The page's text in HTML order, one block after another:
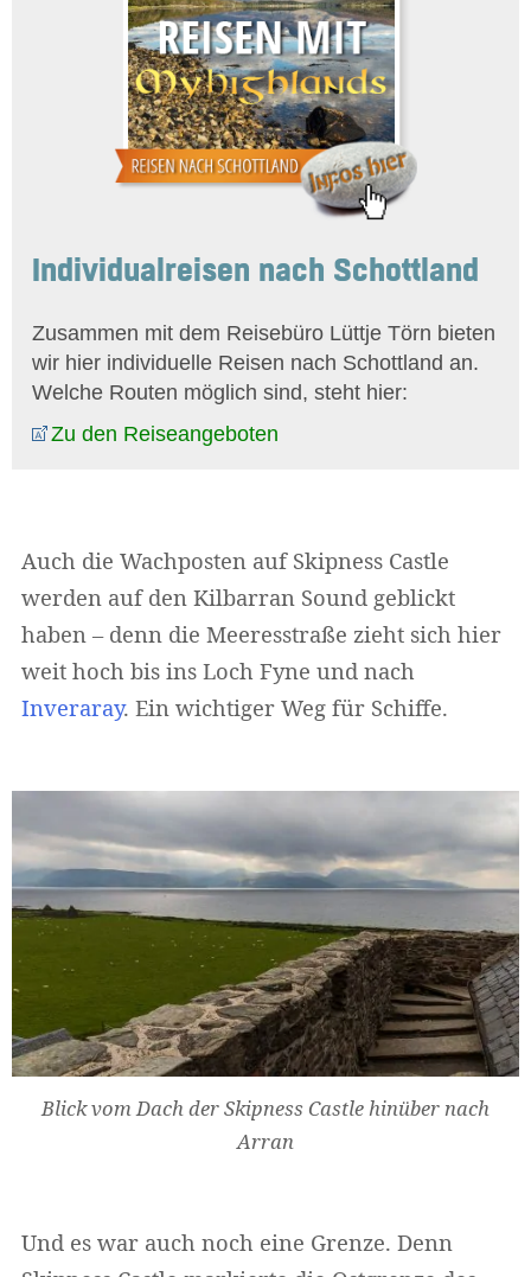
Individualreisen nach Schottland
Zusammen mit dem Reisebüro Lüttje Törn bieten
wir hier individuelle Reisen nach Schottland an.
Welche Routen möglich sind, steht hier:
Zu den Reiseangeboten
Auch die Wachposten auf Skipness Castle
werden auf den Kilbarran Sound geblickt
haben – denn die Meeresstraße zieht sich hier
weit hoch bis ins Loch Fyne und nach
Inveraray. Ein wichtiger Weg für Schiffe.
Blick vom Dach der Skipness Castle hinüber nach
Arran
Und es war auch noch eine Grenze. Denn